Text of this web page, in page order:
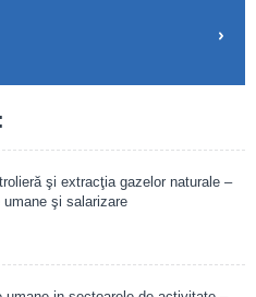
şi extracţia gazelor naturale –
şi salarizare